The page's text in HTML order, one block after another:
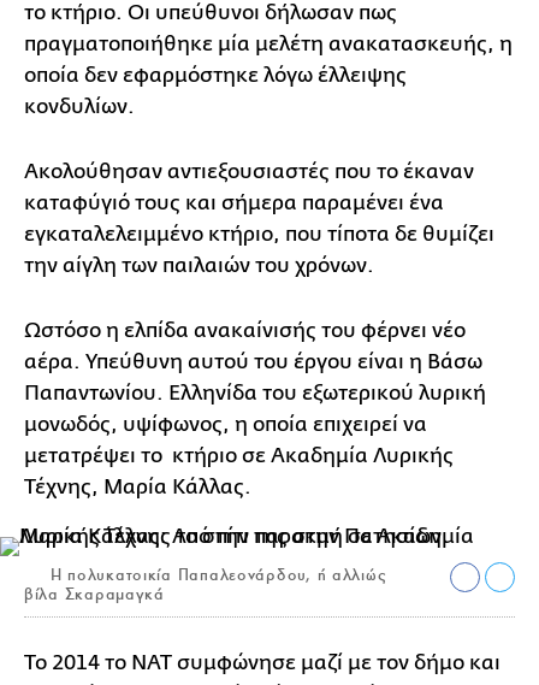
το κτήριο. Οι υπεύθυνοι δήλωσαν πως
πραγματοποιήθηκε μία μελέτη ανακατασκευής, η
οποία δεν εφαρμόστηκε λόγω έλλειψης
κονδυλίων.
Ακολούθησαν αντιεξουσιαστές που το έκαναν
καταφύγιό τους και σήμερα παραμένει ένα
εγκαταλελειμμένο κτήριο, που τίποτα δε θυμίζει
την αίγλη των παιλαιών του χρόνων.
Ωστόσο η ελπίδα ανακαίνισής του φέρνει νέο
αέρα. Υπεύθυνη αυτού του έργου είναι η Βάσω
Παπαντωνίου. Ελληνίδα του εξωτερικού λυρική
μονωδός, υψίφωνος, η οποία επιχειρεί να
μετατρέψει το κτήριο σε Ακαδημία Λυρικής
Τέχνης, Μαρία Κάλλας.
Η πολυκατοικία Παπαλεονάρδου, ή αλλιώς
βίλα Σκαραμαγκά
Το 2014 το ΝΑΤ συμφώνησε μαζί με τον δήμο και